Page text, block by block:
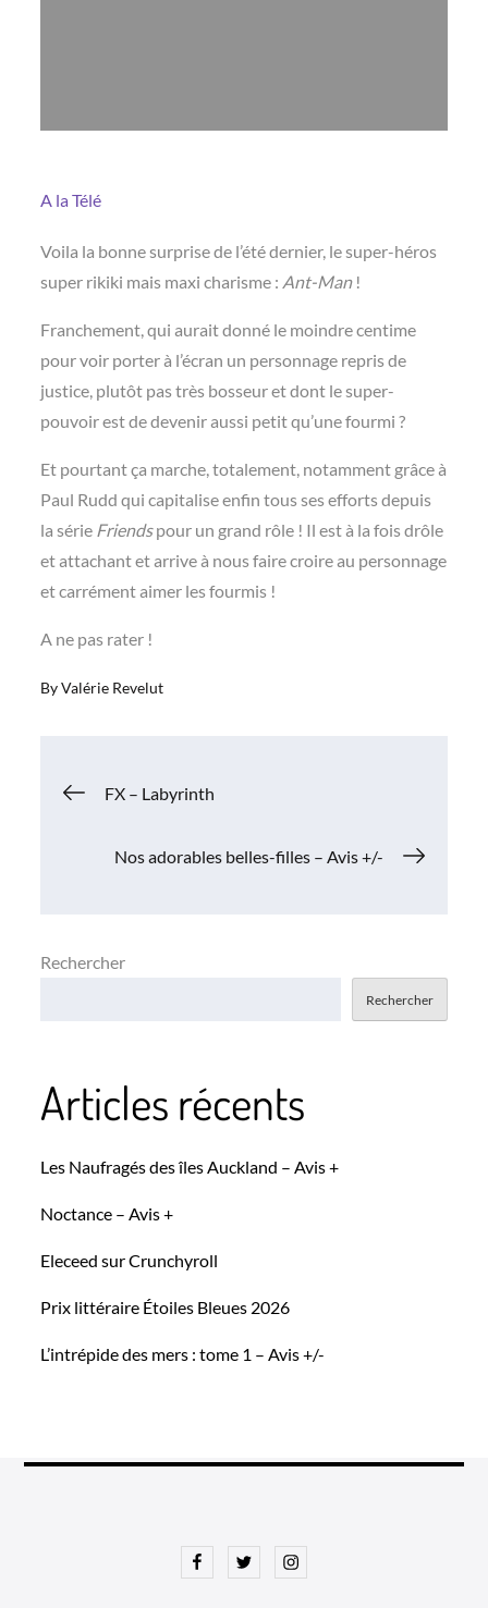
A la Télé
Voila la bonne surprise de l’été dernier, le super-héros
super rikiki mais maxi charisme : Ant-Man!
Franchement, qui aurait donné le moindre centime
pour voir porter à l’écran un personnage repris de
justice, plutôt pas très bosseur et dont le super-
pouvoir est de devenir aussi petit qu’une fourmi ?
Et pourtant ça marche, totalement, notamment grâce à
Paul Rudd qui capitalise enfin tous ses efforts depuis
la série Friendspour un grand rôle ! Il est à la fois drôle
et attachant et arrive à nous faire croire au personnage
et carrément aimer les fourmis !
A ne pas rater !
ByValérie Revelut
Navigation
FX – Labyrinth
Nos adorables belles-filles – Avis +/-
Rechercher
Rechercher
Articles récents
Les Naufragés des îles Auckland – Avis +
Noctance – Avis +
Eleceed sur Crunchyroll
Prix littéraire Étoiles Bleues 2026
L’intrépide des mers : tome 1 – Avis +/-
FacebookTwitterInstagram